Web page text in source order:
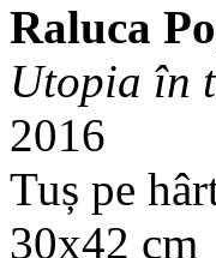
Raluca
Utopia în
2016
Tuș pe
30x42 cm